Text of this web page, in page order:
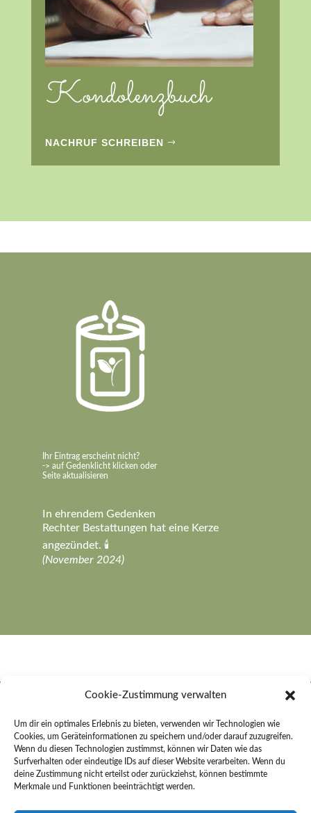
Cookie-Zustimmung verwalten
Um dir ein optimales Erlebnis zu bieten, verwenden wir Technologien wie
Cookies, um Geräteinformationen zu speichern und/oder darauf zuzugreifen.
Wenn du diesen Technologien zustimmst, können wir Daten wie das
Surfverhalten oder eindeutige IDs auf dieser Website verarbeiten. Wenn du
deine Zustimmung nicht erteilst oder zurückziehst, können bestimmte
Merkmale und Funktionen beeinträchtigt werden.
Kondolenzbuch
NACHRUF SCHREIBEN
Ihr Eintrag erscheint nicht?
-> auf Gedenklicht klicken oder
Seite aktualisieren
In ehrendem Gedenken
Rechter Bestattungen hat eine Kerze
angezündet. 🕯️
(November 2024)
Rechter Bestattungen e. K.
An der Sonnenleite 26
91484 Sugenheim